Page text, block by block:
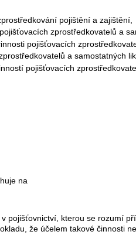
pojištění a zajištění,
zprostředkovatelů a
pojišťovacích
a samostatných
pojišťovacích
na
pojišťovnictví, kterou se rozumí
že účelem takové činnosti